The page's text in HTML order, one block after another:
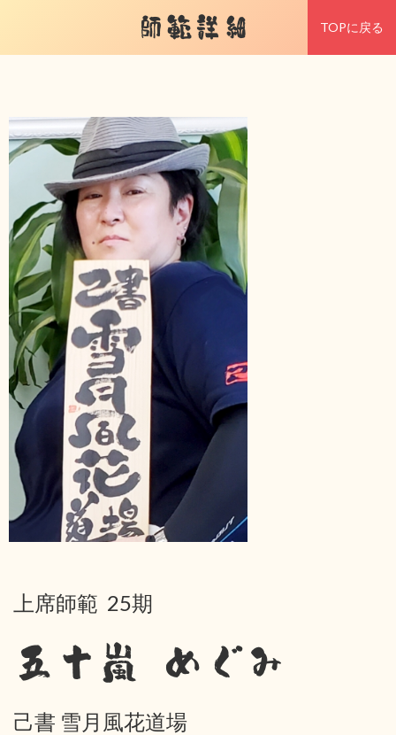
師範詳細 TOPに戻る
上席師範 25期
五十嵐 めぐみ
己書 雪月風花道場